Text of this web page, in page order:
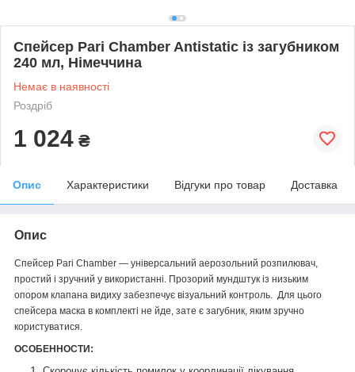
Спейсер Pari Chamber Antistatic із загубником
240 мл, Німеччина
Немає в наявності
Роздріб
1 024 ₴
Опис Характеристики Відгуки про товар Доставка
Опис
Спейсер Pari Chamber — універсальний аерозольний розпилювач,
простий і зручний у використанні. Прозорий мундштук із низьким
опором клапана видиху забезпечує візуальний контроль. Для цього
спейсера маска в комплекті не йде, зате є загубник, яким зручно
користуватися.
ОСОБЕННОСТИ: